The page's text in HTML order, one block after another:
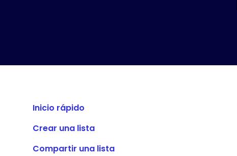
Inicio rápido
Crear una lista
Compartir una lista